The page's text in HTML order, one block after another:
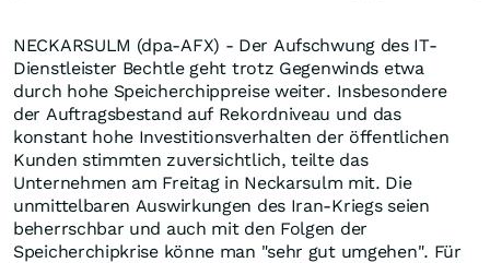
NECKARSULM (dpa-AFX) - Der Aufschwung des IT-
Dienstleister Bechtle geht trotz Gegenwinds etwa
durch hohe Speicherchippreise weiter. Insbesondere
der Auftragsbestand auf Rekordniveau und das
konstant hohe Investitionsverhalten der öffentlichen
Kunden stimmten zuversichtlich, teilte das
Unternehmen am Freitag in Neckarsulm mit. Die
unmittelbaren Auswirkungen des Iran-Kriegs seien
beherrschbar und auch mit den Folgen der
Speicherchipkrise könne man "sehr gut umgehen". Für